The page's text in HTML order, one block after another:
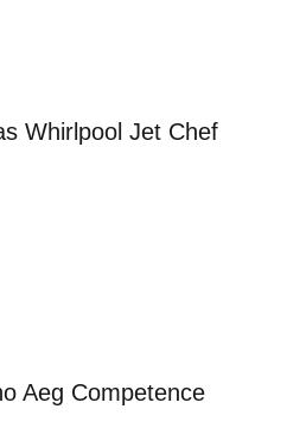
Whirlpool Jet Chef
Aeg Competence